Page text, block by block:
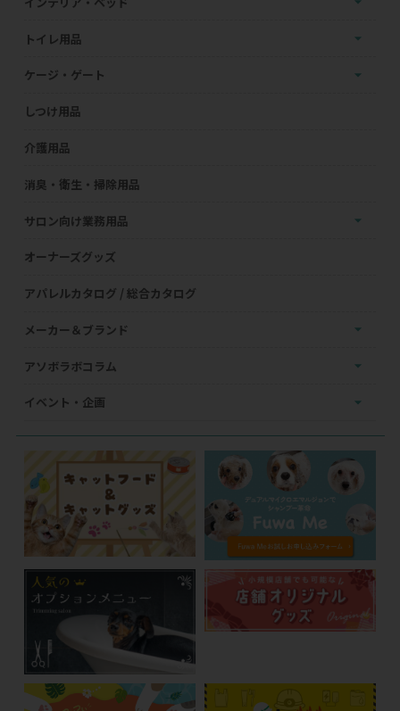
トイレ用品
ケージ・ゲート
しつけ用品
介護用品
消臭・衛生・掃除用品
サロン向け業務用品
オーナーズグッズ
アパレルカタログ / 総合カタログ
メーカー＆ブランド
アソボラボコラム
イベント・企画